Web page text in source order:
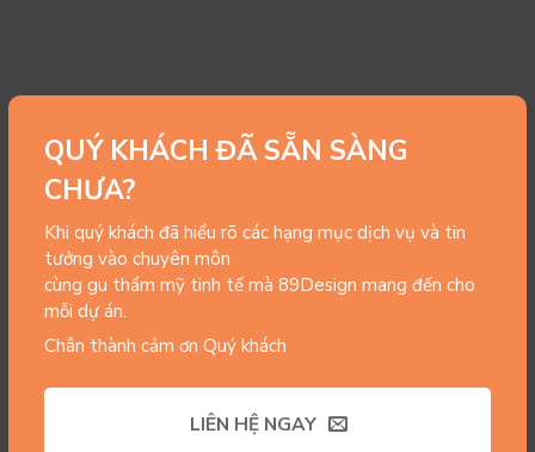
QUÝ KHÁCH ĐÃ SẴN SÀNG
CHƯA?
Khi quý khách đã hiểu rõ các hạng mục dịch vụ và tin
tưởng vào chuyên môn
cùng gu thẩm mỹ tinh tế mà 89Design mang đến cho
mỗi dự án.
Chân thành cảm ơn Quý khách
LIÊN HỆ NGAY